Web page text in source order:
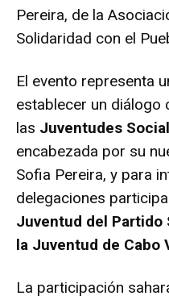
Pereira, de la
Solidaridad con el
El evento representa
establecer un diálogo
las Juventudes
encabezada por su
Sofia Pereira, y para
delegaciones
Juventud del Partido
la Juventud de Cabo
La participación